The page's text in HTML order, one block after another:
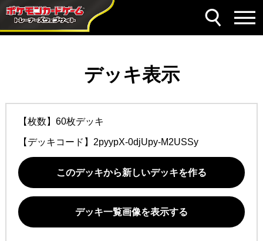
デッキ表示
【枚数】60枚デッキ
【デッキコード】 2pyypX-0djUpy-M2USSy
このデッキから新しいデッキを作る
デッキ一覧画像を表示する